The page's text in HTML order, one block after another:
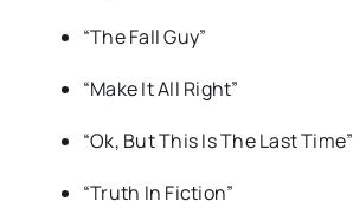
“The Fall Guy”
“Make It All Right”
“Ok, But This Is The Last Time”
“Truth In Fiction”